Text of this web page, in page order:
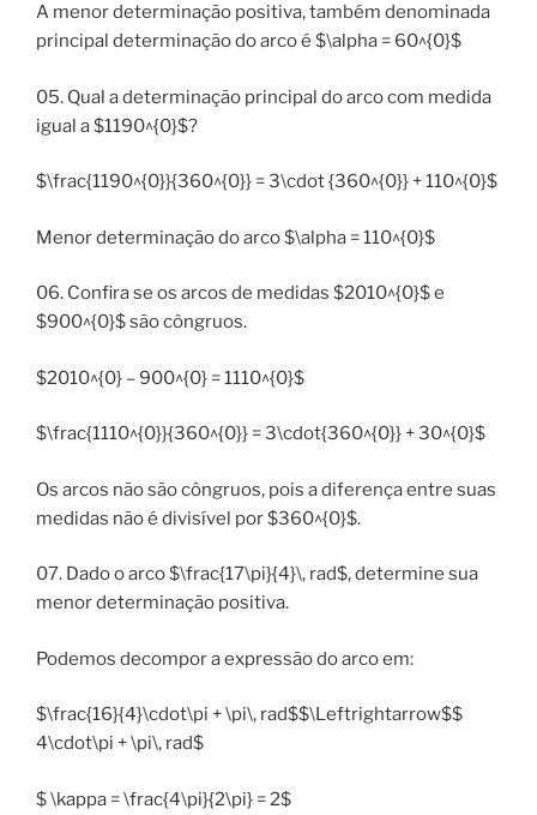
A menor determinação positiva, também denominada
principal determinação do arco é $\alpha = 60^{0}$
05. Qual a determinação principal do arco com medida
igual a $1190^{0}$?
$\frac{1190^{0}}{360^{0}} = 3\cdot {360^{0}} + 110^{0}$
Menor determinação do arco $\alpha = 110^{0}$
06. Confira se os arcos de medidas $2010^{0}$ e
$900^{0}$ são côngruos.
$2010^{0} – 900^{0} = 1110^{0}$
$\frac{1110^{0}}{360^{0}} = 3\cdot{360^{0}} + 30^{0}$
Os arcos não são côngruos, pois a diferença entre suas
medidas não é divisível por $360^{0}$.
07. Dado o arco $\frac{17\pi}{4}\, rad$, determine sua
menor determinação positiva.
Podemos decompor a expressão do arco em:
$\frac{16}{4}\cdot\pi + \pi\, rad$$\Leftrightarrow$$
4\cdot\pi + \pi\, rad$
$ \kappa = \frac{4\pi}{2\pi} = 2$